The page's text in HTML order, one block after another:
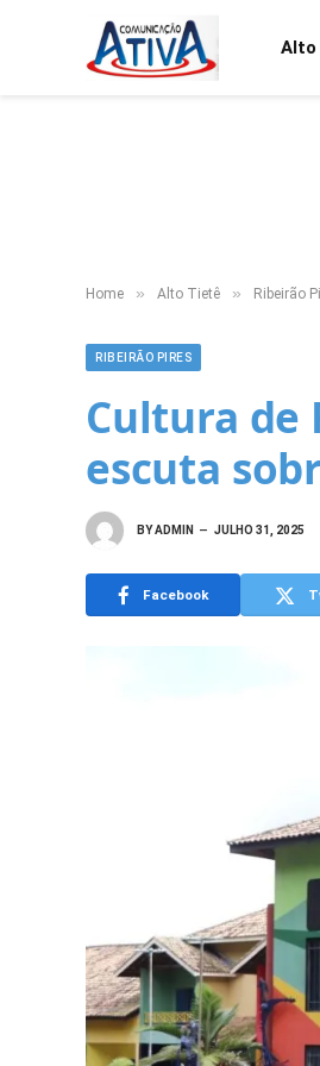
Home » Alto Tietê » Ribeirão
RIBEIRÃO PIRES
Cultura de
escuta
BYADMIN JULHO 31, 2025
Facebook